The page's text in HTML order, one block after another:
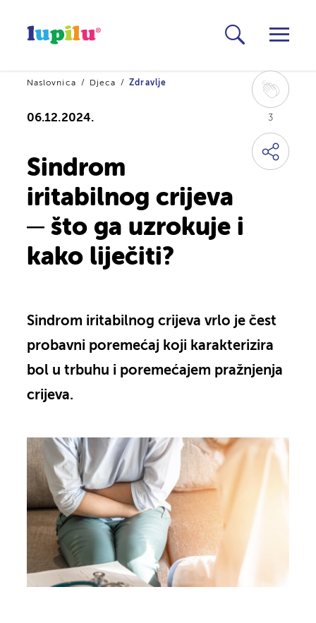
3
Naslovnica Djeca Zdravlje
06.12.2024.
Sindrom
iritabilnog crijeva
─ što ga uzrokuje i
kako liječiti?
Sindrom iritabilnog crijeva vrlo je čest
probavni poremećaj koji karakterizira
bol u trbuhu i poremećajem pražnjenja
crijeva.